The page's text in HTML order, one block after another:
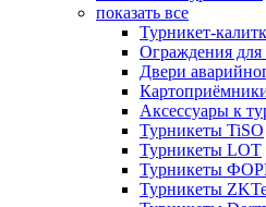
показать все
Турникет-
Ограждения для
Двери
Аксессуары к
Турникеты TiSO
Турникеты LOT
Турникеты
Турникеты